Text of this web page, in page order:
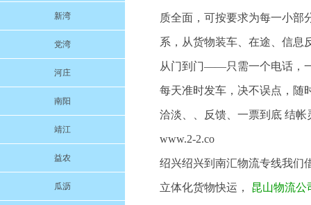
新湾
党湾
河庄
南阳
靖江
益农
瓜沥
质全面，可按要求为每一小部
系，从货物装车、在途、信息
从门到门——只需一个电话，
每天准时发车，决不误点，随
洽淡、、反馈、一票到底 结
www.2-2.co
绍兴绍兴到南汇物流专线我们
立体化货物快运， 昆山物流公